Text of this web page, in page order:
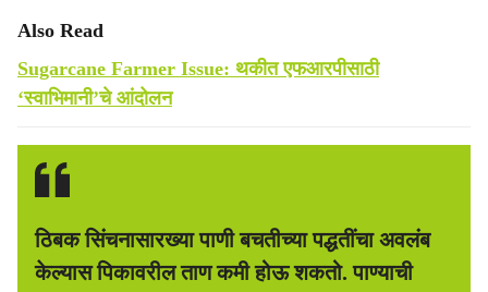
Also Read
Sugarcane Farmer Issue: थकीत एफआरपीसाठी
‘स्वाभिमानी’चे आंदोलन
ठिबक सिंचनासारख्या पाणी बचतीच्या पद्धतींचा अवलंब
केल्यास पिकावरील ताण कमी होऊ शकतो. पाण्याची